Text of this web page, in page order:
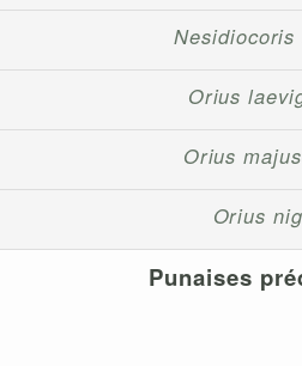
Nesidiocoris
Orius
Orius
Orius
Punaises